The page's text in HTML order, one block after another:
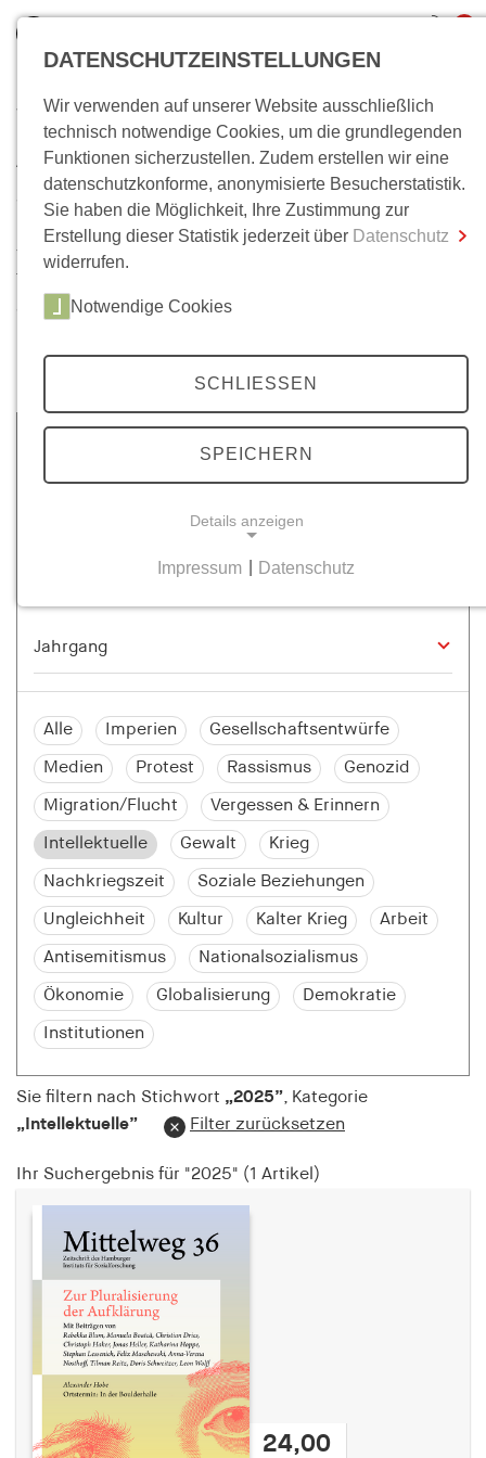
inkl. MwSt.
0,00 €
Zum Warenkorb Zur Kasse
Wo bin ich?
Archiv
35 Jahrgänge, über 200 Ausgaben. Im Laufe der Zeit ist
unser
Mittelweg 36- Archiv auf eine beachtliche Anzahl
von Artikeln angewachsen. Neben Beiträgen zu unseren
ausgewählte Beiträge unserer Literaturbeilagen, zu den
Protestchronik.
Alle Imperien Gesellschaftsentwürfe
Medien Protest Rassismus Genozid
Migration/Flucht Vergessen & Erinnern
Intellektuelle Gewalt Krieg
Nachkriegszeit Soziale Beziehungen
Ungleichheit Kultur Kalter Krieg Arbeit
Antisemitismus Nationalsozialismus
Ökonomie Globalisierung Demokratie
Institutionen
Sie filtern nach Stichwort „2025”, Kategorie
„Intellektuelle”
Filter zurücksetzen
Ihr Suchergebnis für "2025" (1 Artikel)
24,00
DATENSCHUTZEINSTELLUNGEN
Wir verwenden auf unserer Website ausschließlich
technisch notwendige Cookies, um die grundlegenden
Funktionen sicherzustellen. Zudem erstellen wir eine
datenschutzkonforme, anonymisierte Besucherstatistik.
Sie haben die Möglichkeit, Ihre Zustimmung zur
Erstellung dieser Statistik jederzeit über Datenschutz
widerrufen.
Notwendige Cookies
SCHLIESSEN
SPEICHERN
Details anzeigen
nutzbar zu machen, indem sie Grundfunktionen
wie Seitennavigation und Zugriff auf sichere
Bereiche der Webseite ermöglichen. Die Webseite
kann ohne diese Cookies nicht richtig
funktionieren.
cookie_consent
Name:
cookie_consent
Anbieter:
hamburger-edition.de
Zweck:
Speichert den Zustimmungsstatus des Benutzers
für Cookies auf der aktuellen Domäne.
1 Jahr
Name:
fe_typo_user
Anbieter:
hamburger-edition.de
Cookie Laufzeit:
Sitzung
fonts_loaded
Name:
Impressum Datenschutz